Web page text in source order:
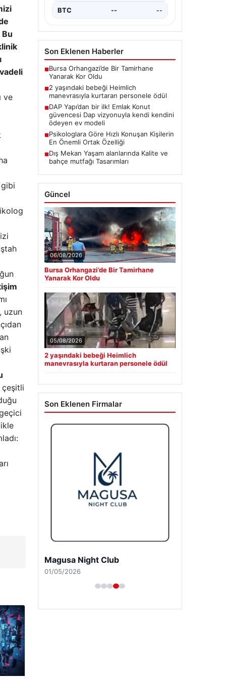
ve
uzun
çeşitli
BTC -- --
Son Eklenen Haberler
■Bursa Orhangazi’de Bir Tamirhane
Yanarak Kor Oldu
■2 yaşındaki bebeği Heimlich
manevrasıyla kurtaran personele ödül
■DAP Yapı’dan bir ilk! Emlak Konut
güvencesi Dap vizyonuyla kendi kendini
ödeyen ev modeli
■Psikologlara Göre Hızlı Konuşan Kişilerin
En Önemli Ortak Özelliği
■Dış Mekan Yaşam alanlarında Kalite ve
bahçe mutfağı Tasarımları
Güncel
06/08/2026
Bursa Orhangazi’de Bir Tamirhane
Yanarak Kor Oldu
05/08/2026
2 yaşındaki bebeği Heimlich
manevrasıyla kurtaran personele ödül
Son Eklenen Firmalar
Magusa Night Club
01/05/2026